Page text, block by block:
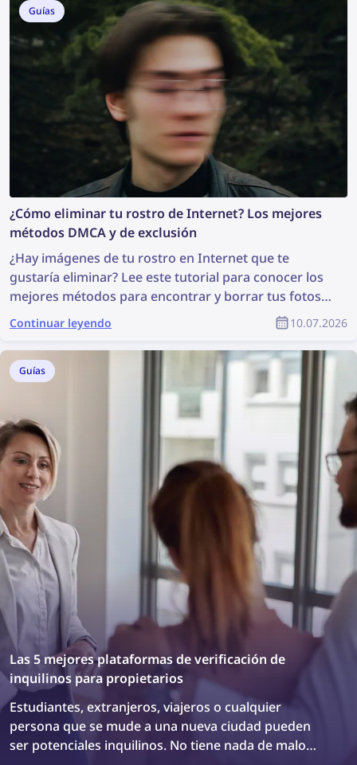
YouTube?
Guías
¿Cómo eliminar tu rostro de Internet? Los mejores
métodos DMCA y de exclusión
¿Hay imágenes de tu rostro en Internet que te
gustaría eliminar? Lee este tutorial para conocer los
mejores métodos para encontrar y borrar tus fotos
online.
Continuar leyendo 10.07.2026
Guías
Las 5 mejores plataformas de verificación de
inquilinos para propietarios
Estudiantes, extranjeros, viajeros o cualquier
persona que se mude a una nueva ciudad pueden
ser potenciales inquilinos. No tiene nada de malo